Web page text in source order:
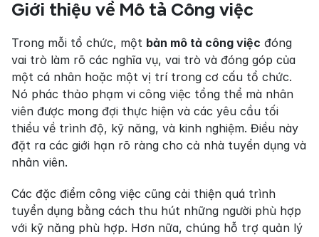
Giới thiệu về Mô tả Công việc
Trong mỗi tổ chức, một bản mô tả công việc đóng
vai trò làm rõ các nghĩa vụ, vai trò và đóng góp của
một cá nhân hoặc một vị trí trong cơ cấu tổ chức.
Nó phác thảo phạm vi công việc tổng thể mà nhân
viên được mong đợi thực hiện và các yêu cầu tối
thiểu về trình độ, kỹ năng, và kinh nghiệm. Điều này
đặt ra các giới hạn rõ ràng cho cả nhà tuyển dụng và
nhân viên.
Các đặc điểm công việc cũng cải thiện quá trình
tuyển dụng bằng cách thu hút những người phù hợp
với kỹ năng phù hợp. Hơn nữa, chúng hỗ trợ quản lý